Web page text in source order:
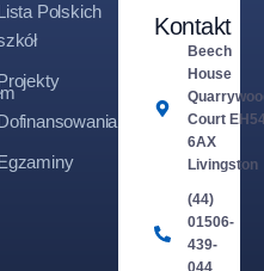
Polskich
Kontakt
Beech
House
Court
6AX
Livingston
(44)
01506-
439-
044